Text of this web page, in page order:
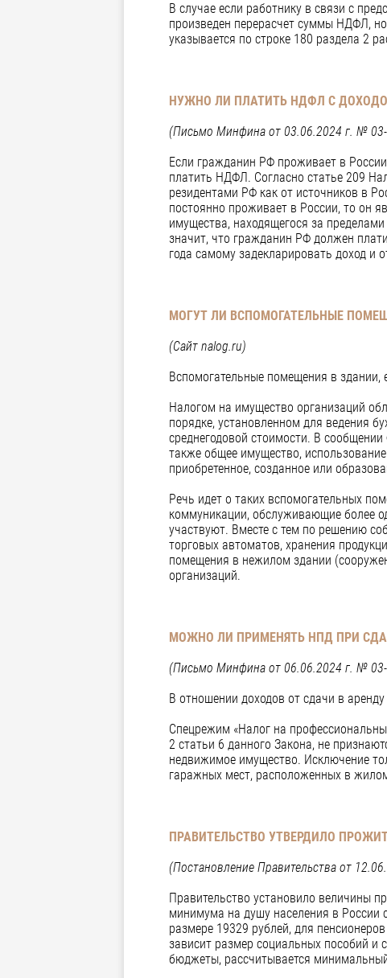
В случае если работнику в связи с
произведен перерасчет суммы НДФЛ,
указывается по строке 180 раздела 2
НУЖНО ЛИ ПЛАТИТЬ НДФЛ С
(Письмо Минфина от 03.06.2024 г. №
Если гражданин РФ проживает в
платить НДФЛ. Согласно статье 209
резидентами РФ как от источников в
постоянно проживает в России, то он
имущества, находящегося за
значит, что гражданин РФ должен
года самому задекларировать доход
МОГУТ ЛИ ВСПОМОГАТЕЛЬНЫЕ
(Сайт nalog.ru)
Вспомогательные помещения в здании,
Налогом на имущество организаций
порядке, установленном для ведения
среднегодовой стоимости. В
также общее имущество,
приобретенное, созданное или
Речь идет о таких вспомогательных
коммуникации, обслуживающие более
участвуют. Вместе с тем по решению
торговых автоматов, хранения
помещения в нежилом здании
организаций.
МОЖНО ЛИ ПРИМЕНЯТЬ НПД ПРИ
(Письмо Минфина от 06.06.2024 г. №
В отношении доходов от сдачи в
Спецрежим «Налог на
2 статьи 6 данного Закона, не
недвижимое имущество. Исключение
гаражных мест, расположенных в
ПРАВИТЕЛЬСТВО УТВЕРДИЛО
(Постановление Правительства от
Правительство установило величины
минимума на душу населения в России
размере 19329 рублей, для
зависит размер социальных пособий и
бюджеты, рассчитывается